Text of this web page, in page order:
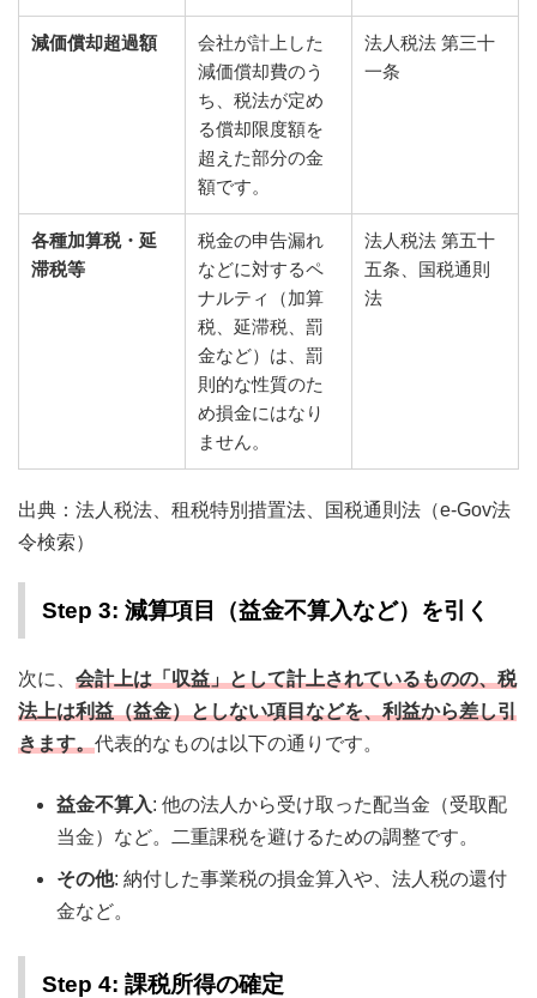
減価償却超過額
会社が計上した
減価償却費のう
ち、税法が定め
る償却限度額を
超えた部分の金
額です。
法人税法 第三十
一条
各種加算税・延
滞税等
税金の申告漏れ
などに対するペ
ナルティ（加算
税、延滞税、罰
金など）は、罰
則的な性質のた
め損金にはなり
ません。
法人税法 第五十
五条、国税通則
法
出典：法人税法、租税特別措置法、国税通則法（e-Gov法
令検索）
Step 3: 減算項目（益金不算入など）を引く
次に、 会計上は「収益」として計上されているものの、税
法上は利益（益金）としない項目などを、利益から差し引
きます。代表的なものは以下の通りです。
益金不算入: 他の法人から受け取った配当金（受取配
当金）など。二重課税を避けるための調整です。
その他: 納付した事業税の損金算入や、法人税の還付
金など。
Step 4: 課税所得の確定